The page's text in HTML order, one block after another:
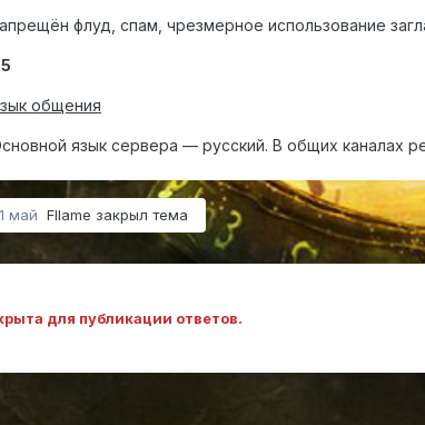
флуд, спам, чрезмерное использование
общения
язык сервера — русский. В общих каналах
май Fllame закрыл тема
для публикации ответов.